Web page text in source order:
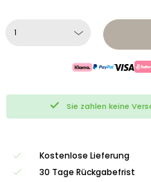
Sie zahlen keine
Kostenlose Lieferung
30 Tage Rückgabefrist